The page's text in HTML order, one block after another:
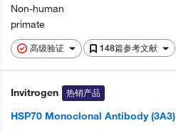
高级验证 148篇参考文献
Non-human
primate
Invitrogen 热销产品
HSP70 Monoclonal Antibody (3A3)